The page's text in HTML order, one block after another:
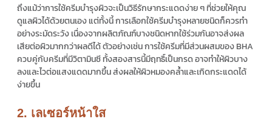
ถึงแม้ว่าการใช้ครีมบำรุงผิวจะเป็นวิธีรักษากระแดดง่าย ๆ ที่ช่วยให้คุณ
ดูแลผิวได้ด้วยตนเอง แต่ทั้งนี้ การเลือกใช้ครีมบำรุงหลายชนิดก็ควรทำ
อย่างระมัดระวัง เนื่องจากผลิตภัณฑ์บางชนิดหากใช้ร่วมกันอาจส่งผล
เสียต่อผิวมากกว่าผลดีได้ ตัวอย่างเช่น การใช้ครีมที่มีส่วนผสมของ BHA
ควบคู่กับครีมที่มีวิตามินซี ทั้งสองสารนี้มีฤทธิ์เป็นกรด อาจทำให้ผิวบาง
ลงและไวต่อแสงแดดมากขึ้น ส่งผลให้ผิวหมองคล้ำและเกิดกระแดดได้
ง่ายขึ้น
2. เลเซอร์หน้าใส